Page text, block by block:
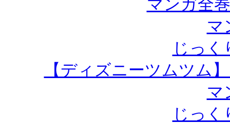
マンガ全
マ
じっ
【ディズニーツムツム
マ
じっ